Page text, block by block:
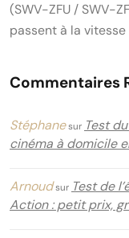
(SWV-ZFU / SWV-
passent à la
Commentaires
Stéphanesur Test
cinéma à domicile
Arnoudsur Test de
Action : petit prix,